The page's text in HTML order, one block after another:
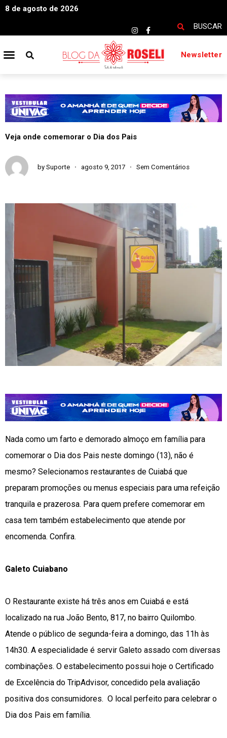
8 de agosto de 2026
BUSCAR
Newsletter
Veja onde comemorar o Dia dos Pais
by Suporte agosto 9, 2017 Sem Comentários
Nada como um farto e demorado almoço em família para
comemorar o Dia dos Pais neste domingo (13), não é
mesmo? Selecionamos restaurantes de Cuiabá que
preparam promoções ou menus especiais para uma refeição
tranquila e prazerosa. Para quem prefere comemorar em
casa tem também estabelecimento que atende por
encomenda. Confira.
Galeto Cuiabano
O Restaurante existe há três anos em Cuiabá e está
localizado na rua João Bento, 817, no bairro Quilombo.
Atende o público de segunda-feira a domingo, das 11h às
14h30. A especialidade é servir Galeto assado com diversas
combinações. O estabelecimento possui hoje o Certificado
de Excelência do TripAdvisor, concedido pela avaliação
positiva dos consumidores. O local perfeito para celebrar o
Dia dos Pais em família.